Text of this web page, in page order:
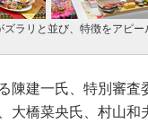
ラリと並び、特徴をアピ
陳建一氏、特別審査
大橋菜央氏、村山